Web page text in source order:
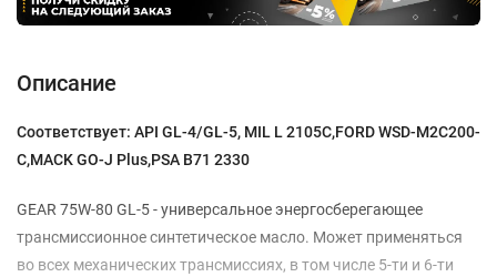
Описание
Соответствует: API GL-4/GL-5, MIL L 2105C,FORD WSD-M2C200-
C,MACK GO-J Plus,PSA B71 2330
GEAR 75W-80 GL-5 - универсальное энергосберегающее
трансмисcионное синтетическое масло. Может применяться
во всех механических трансмиссиях, в том числе 5-ти и 6-ти